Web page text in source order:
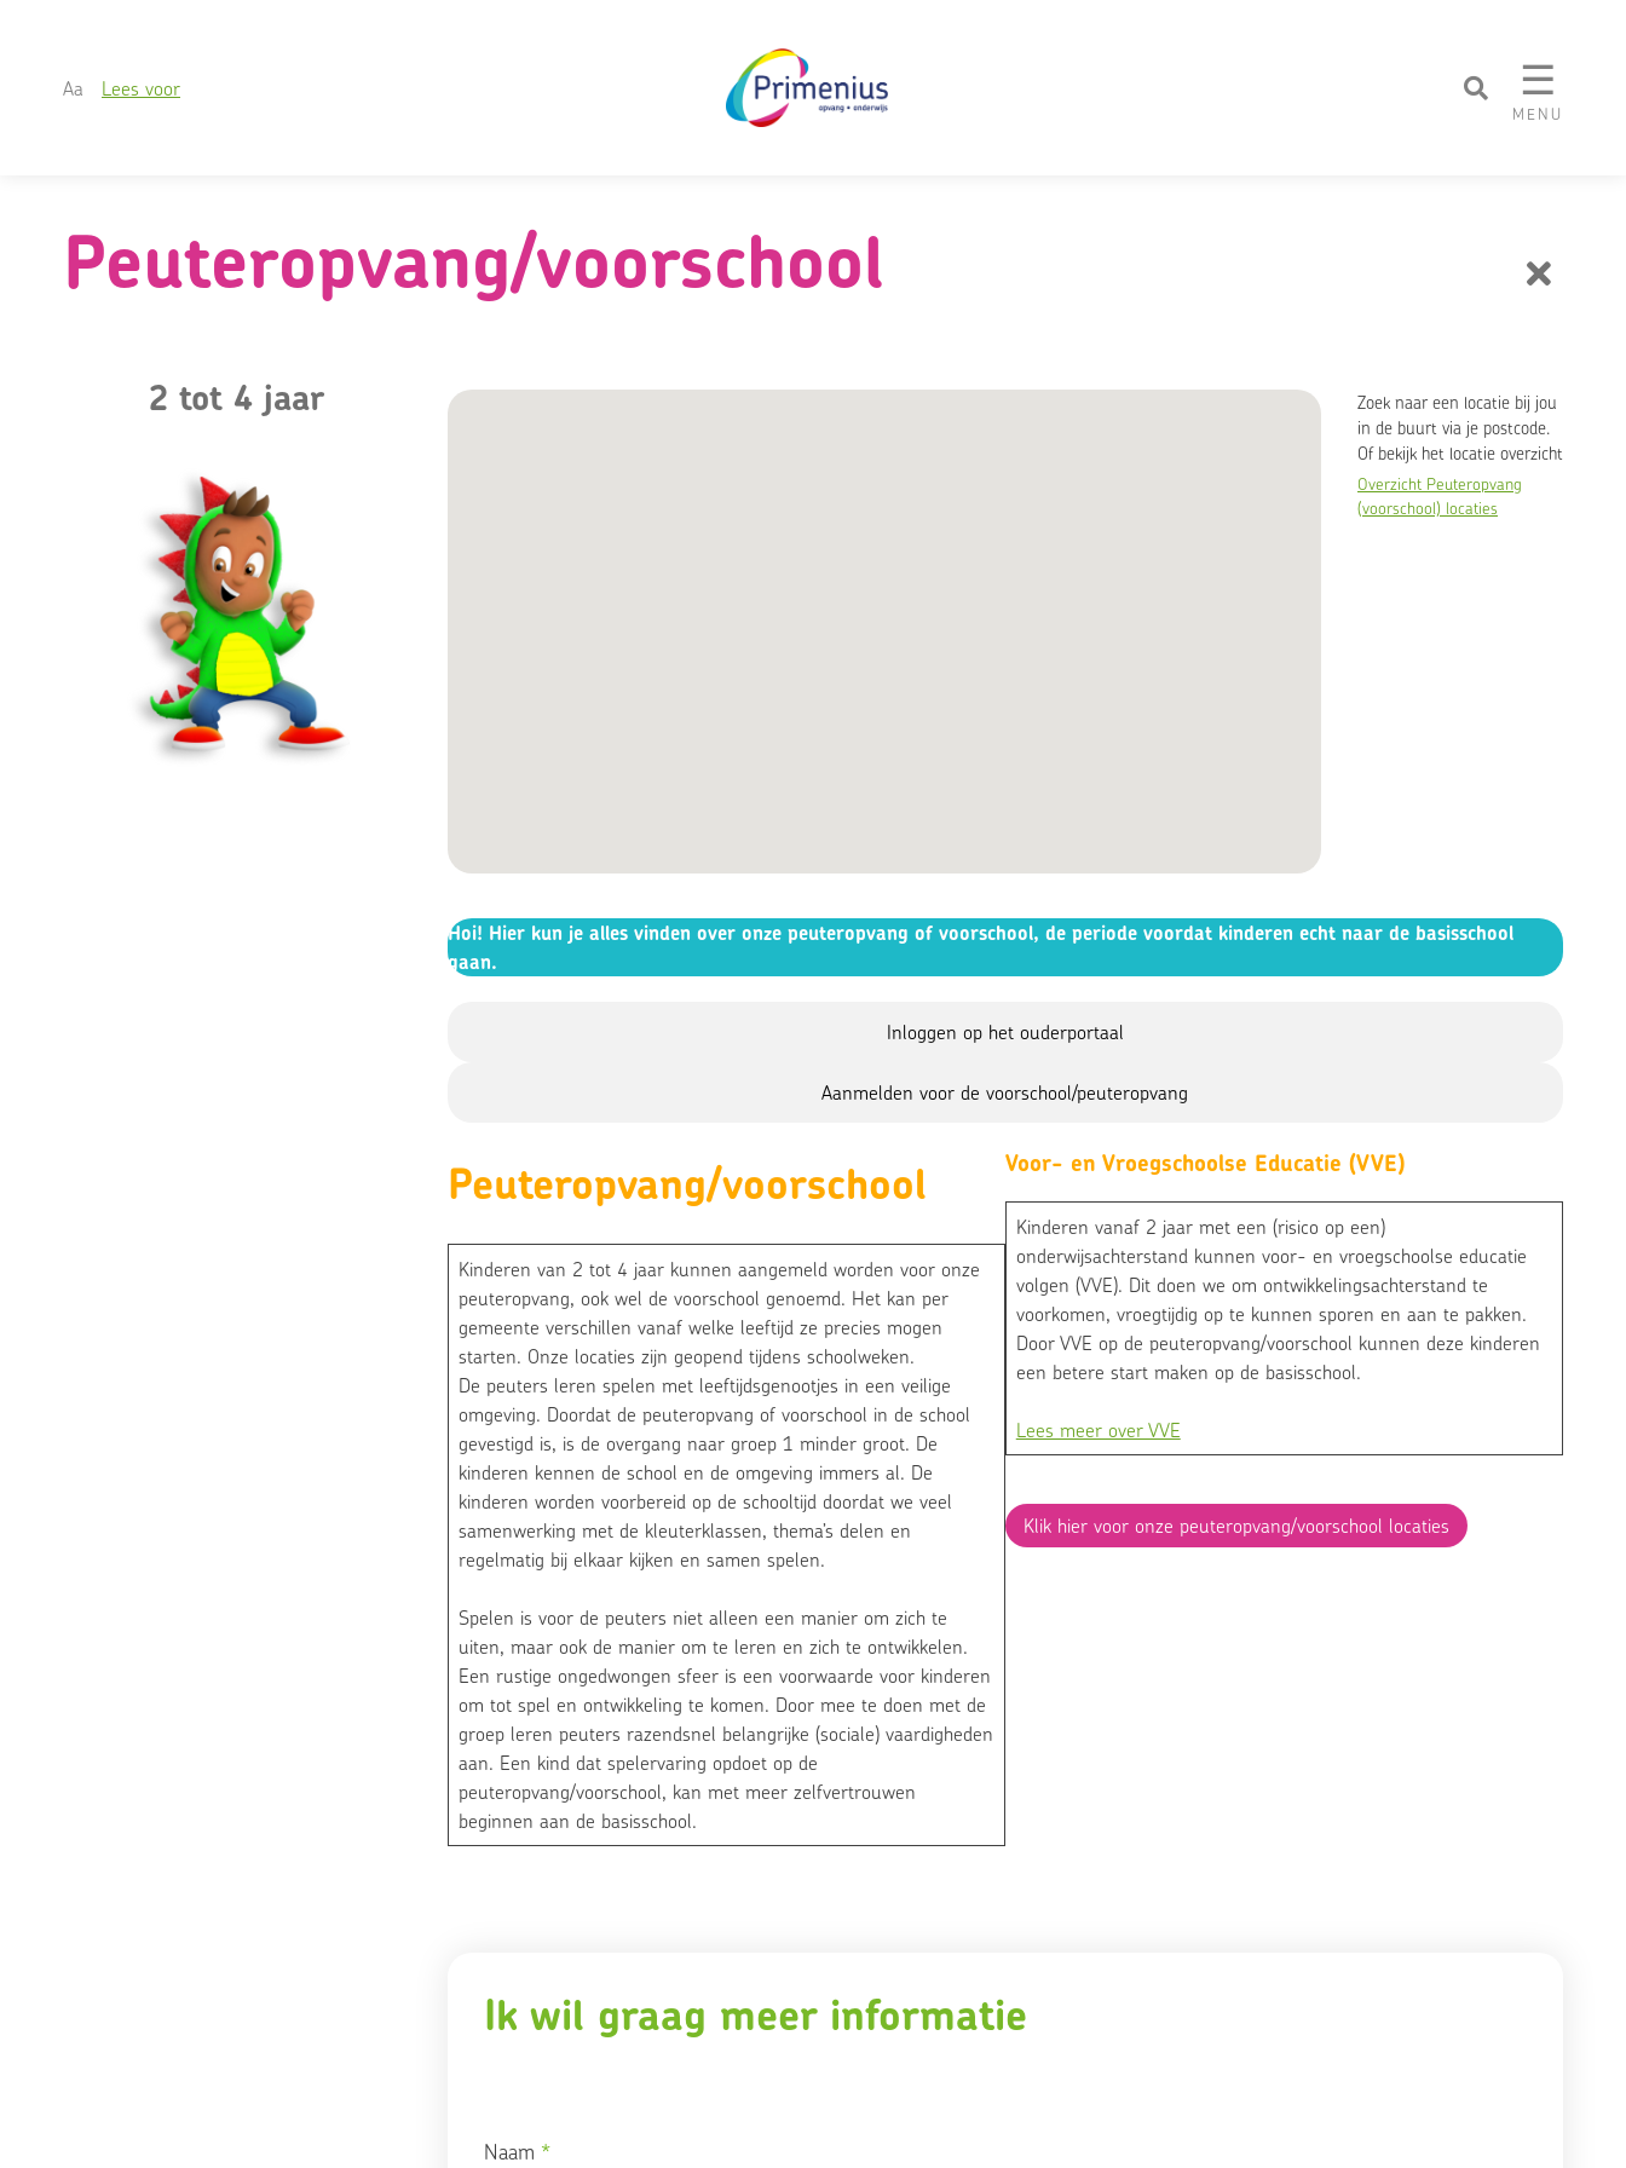
Aa Lees voor ☰
MENU
Peuteropvang/voorschool
2 tot 4 jaar
Zoek naar een locatie bij jou
in de buurt via je postcode.
Of bekijk het locatie overzicht
Overzicht Peuteropvang
(voorschool) locaties
Hoi! Hier kun je alles vinden over onze peuteropvang of voorschool, de periode voordat kinderen echt naar de basisschool
gaan.
Inloggen op het ouderportaal
Aanmelden voor de voorschool/peuteropvang
Peuteropvang/voorschool
Kinderen van 2 tot 4 jaar kunnen aangemeld worden voor onze
peuteropvang, ook wel de voorschool genoemd. Het kan per
gemeente verschillen vanaf welke leeftijd ze precies mogen
starten. Onze locaties zijn geopend tijdens schoolweken.
De peuters leren spelen met leeftijdsgenootjes in een veilige
omgeving. Doordat de peuteropvang of voorschool in de school
gevestigd is, is de overgang naar groep 1 minder groot. De
kinderen kennen de school en de omgeving immers al. De
kinderen worden voorbereid op de schooltijd doordat we veel
samenwerking met de kleuterklassen, thema’s delen en
regelmatig bij elkaar kijken en samen spelen.
Spelen is voor de peuters niet alleen een manier om zich te
uiten, maar ook de manier om te leren en zich te ontwikkelen.
Een rustige ongedwongen sfeer is een voorwaarde voor kinderen
om tot spel en ontwikkeling te komen. Door mee te doen met de
groep leren peuters razendsnel belangrijke (sociale) vaardigheden
aan. Een kind dat spelervaring opdoet op de
peuteropvang/voorschool, kan met meer zelfvertrouwen
beginnen aan de basisschool.
Voor- en Vroegschoolse Educatie (VVE)
Kinderen vanaf 2 jaar met een (risico op een)
onderwijsachterstand kunnen voor- en vroegschoolse educatie
volgen (VVE). Dit doen we om ontwikkelingsachterstand te
voorkomen, vroegtijdig op te kunnen sporen en aan te pakken.
Door VVE op de peuteropvang/voorschool kunnen deze kinderen
een betere start maken op de basisschool.
Lees meer over VVE
Klik hier voor onze peuteropvang/voorschool locaties
Ik wil graag meer informatie
Naam *